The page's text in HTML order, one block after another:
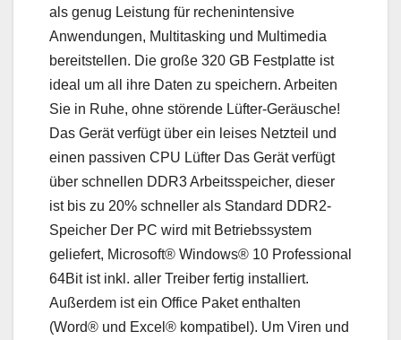
als genug Leistung für rechenintensive
Anwendungen, Multitasking und Multimedia
bereitstellen. Die große 320 GB Festplatte ist
ideal um all ihre Daten zu speichern. Arbeiten
Sie in Ruhe, ohne störende Lüfter-Geräusche!
Das Gerät verfügt über ein leises Netzteil und
einen passiven CPU Lüfter Das Gerät verfügt
über schnellen DDR3 Arbeitsspeicher, dieser
ist bis zu 20% schneller als Standard DDR2-
Speicher Der PC wird mit Betriebssystem
geliefert, Microsoft® Windows® 10 Professional
64Bit ist inkl. aller Treiber fertig installiert.
Außerdem ist ein Office Paket enthalten
(Word® und Excel® kompatibel). Um Viren und